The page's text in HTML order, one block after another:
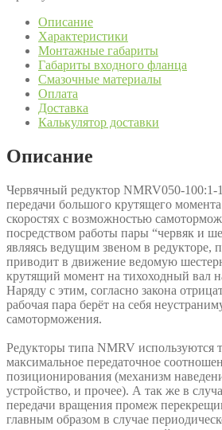
14/200
Описание
Характеристики
Монтажные габариты
Габариты входного фланца
Смазочные материалы
Оплата
Доставка
Калькулятор доставки
Описание
Червячный редуктор NMRV050-100:1-
передачи большого крутящего
скоростях с возможностью
посредством работы пары “червяк и
являясь ведущим звеном в редукторе,
приводит в движение ведомую
крутящий момент на тихоходный вал
Наряду с этим, согласно закона
рабочая пара берёт на себя
самоторможения.
Редукторы типа NMRV используются
максимальное передаточное
позиционирования (механизм
устройство, и прочее). А так же в
передачи вращения промеж
главным образом в случае